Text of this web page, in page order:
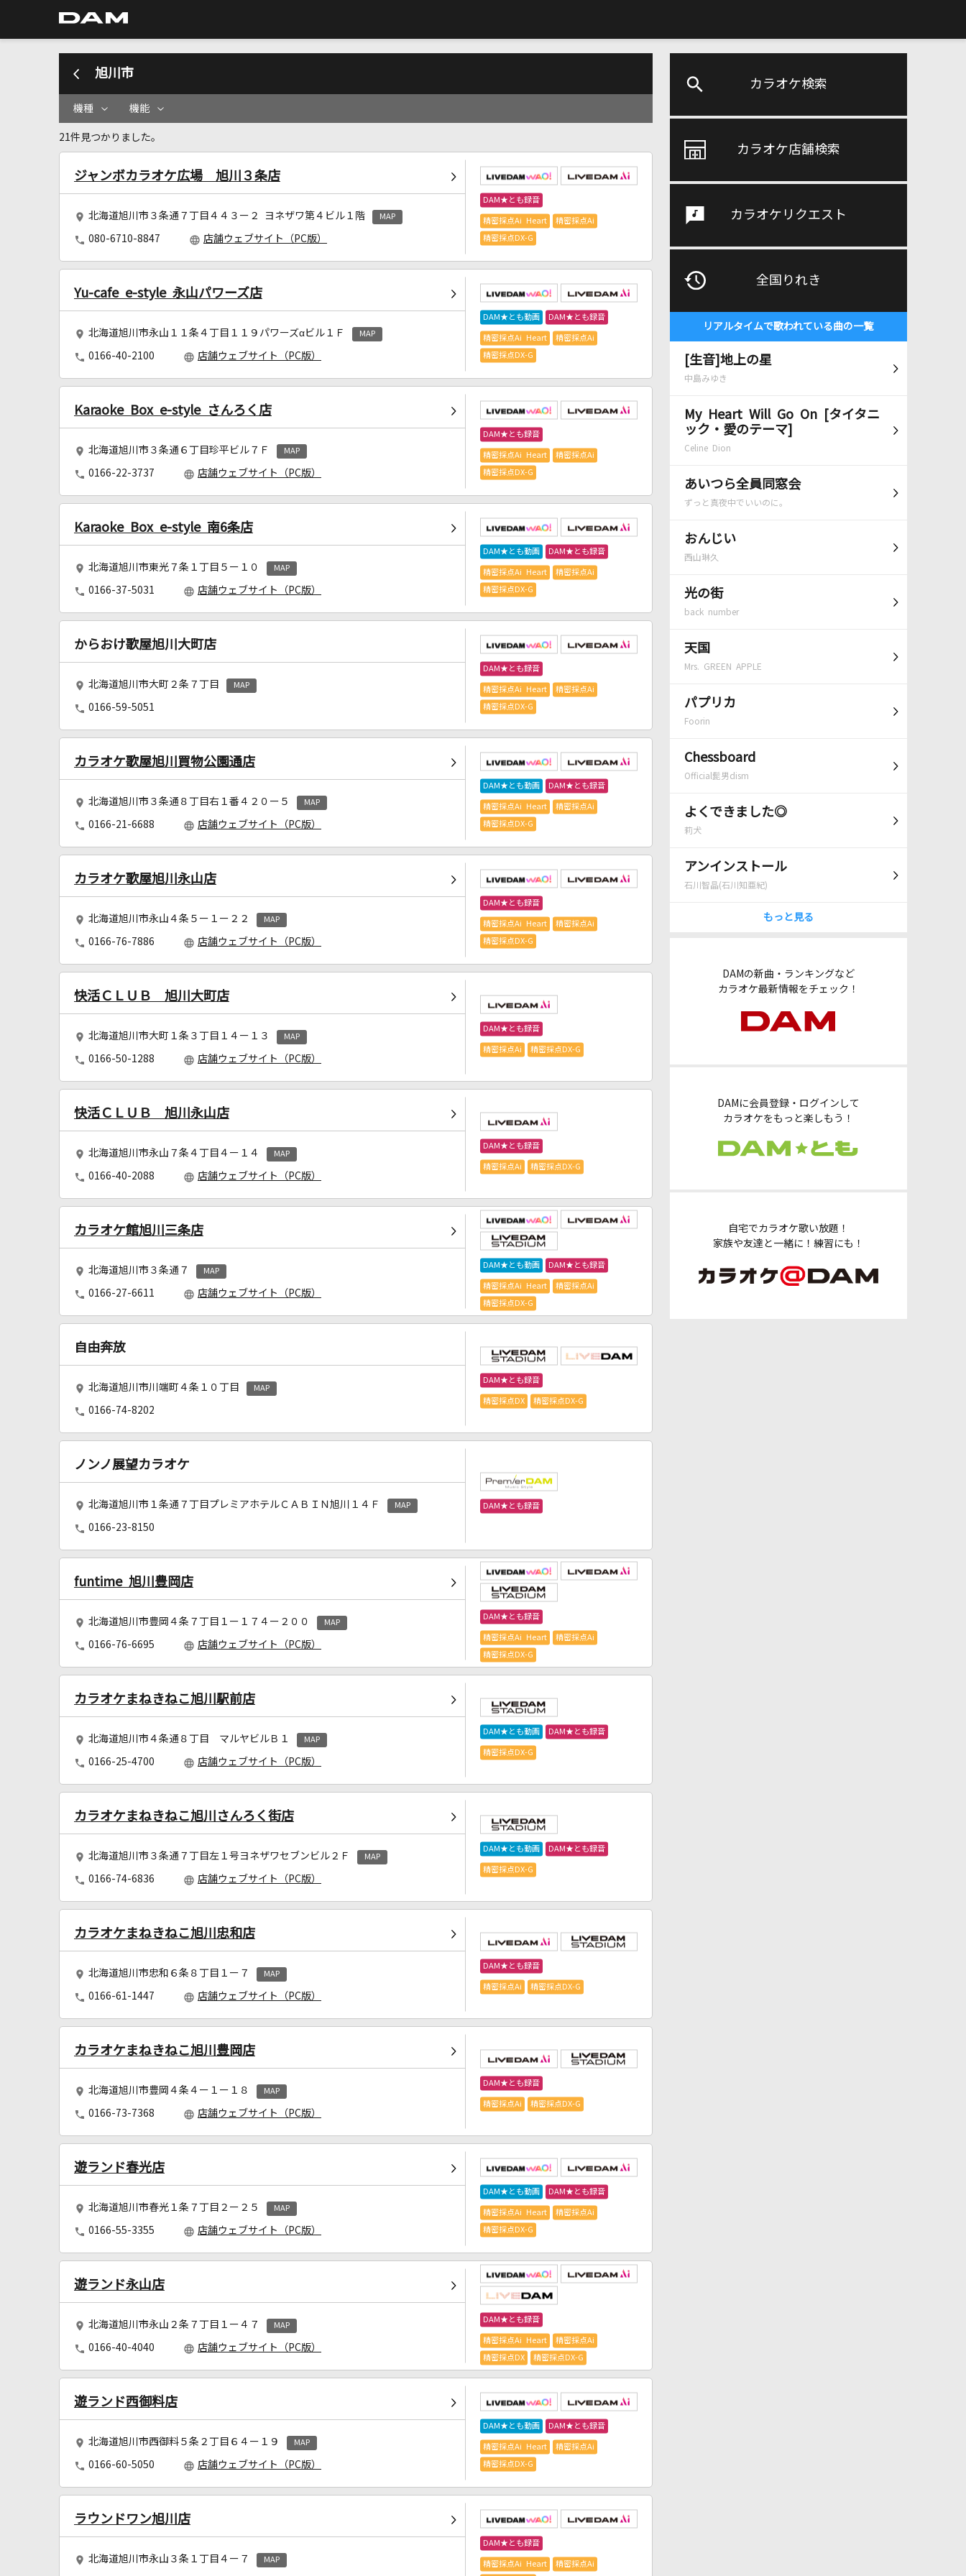
カラオケ検索
カラオケ店舗検索
カラオケリクエスト
全国りれき
リアルタイムで歌われている曲の一覧
[生音]地上の星
中島みゆき
My Heart Will Go On [タイタニ
ック・愛のテーマ]
Celine Dion
あいつら全員同窓会
ずっと真夜中でいいのに。
おんじい
西山琳久
光の街
back number
天国
Mrs. GREEN APPLE
パプリカ
Foorin
Chessboard
Official髭男dism
よくできました◎
莉犬
アンインストール
石川智晶(石川知亜紀)
もっと見る
DAMの新曲・ランキングなど
カラオケ最新情報をチェック！
DAMに会員登録・ログインして
カラオケをもっと楽しもう！
自宅でカラオケ歌い放題！
家族や友達と一緒に！練習にも！
旭川市
機種 機能
21件見つかりました。
ジャンボカラオケ広場 旭川３条店
北海道旭川市３条通７丁目４４３ー２ ヨネザワ第４ビル１階 MAP
080-6710-8847 店舗ウェブサイト（PC版）
DAM★とも録音
精密採点Ai Heart 精密採点Ai
精密採点DX-G
Yu-cafe e-style 永山パワーズ店
北海道旭川市永山１１条４丁目１１９パワーズαビル１Ｆ MAP
0166-40-2100 店舗ウェブサイト（PC版）
DAM★とも動画 DAM★とも録音
精密採点Ai Heart 精密採点Ai
精密採点DX-G
Karaoke Box e-style さんろく店
北海道旭川市３条通６丁目珍平ビル７Ｆ MAP
0166-22-3737 店舗ウェブサイト（PC版）
DAM★とも録音
精密採点Ai Heart 精密採点Ai
精密採点DX-G
Karaoke Box e-style 南6条店
北海道旭川市東光７条１丁目５ー１０ MAP
0166-37-5031 店舗ウェブサイト（PC版）
DAM★とも動画 DAM★とも録音
精密採点Ai Heart 精密採点Ai
精密採点DX-G
からおけ歌屋旭川大町店
北海道旭川市大町２条７丁目 MAP
0166-59-5051
DAM★とも録音
精密採点Ai Heart 精密採点Ai
精密採点DX-G
カラオケ歌屋旭川買物公園通店
北海道旭川市３条通８丁目右１番４２０ー５ MAP
0166-21-6688 店舗ウェブサイト（PC版）
DAM★とも動画 DAM★とも録音
精密採点Ai Heart 精密採点Ai
精密採点DX-G
カラオケ歌屋旭川永山店
北海道旭川市永山４条５ー１ー２２ MAP
0166-76-7886 店舗ウェブサイト（PC版）
DAM★とも録音
精密採点Ai Heart 精密採点Ai
精密採点DX-G
快活ＣＬＵＢ 旭川大町店
北海道旭川市大町１条３丁目１４ー１３ MAP
0166-50-1288 店舗ウェブサイト（PC版）
DAM★とも録音
精密採点Ai 精密採点DX-G
快活ＣＬＵＢ 旭川永山店
北海道旭川市永山７条４丁目４ー１４ MAP
0166-40-2088 店舗ウェブサイト（PC版）
DAM★とも録音
精密採点Ai 精密採点DX-G
カラオケ館旭川三条店
北海道旭川市３条通７ MAP
0166-27-6611 店舗ウェブサイト（PC版）
DAM★とも動画 DAM★とも録音
精密採点Ai Heart 精密採点Ai
精密採点DX-G
自由奔放
北海道旭川市川端町４条１０丁目 MAP
0166-74-8202
DAM★とも録音
精密採点DX 精密採点DX-G
ノンノ展望カラオケ
北海道旭川市１条通７丁目プレミアホテルＣＡＢＩＮ旭川１４Ｆ MAP
0166-23-8150
DAM★とも録音
funtime 旭川豊岡店
北海道旭川市豊岡４条７丁目１ー１７４ー２００ MAP
0166-76-6695 店舗ウェブサイト（PC版）
DAM★とも録音
精密採点Ai Heart 精密採点Ai
精密採点DX-G
カラオケまねきねこ旭川駅前店
北海道旭川市４条通８丁目 マルヤビルＢ１ MAP
0166-25-4700 店舗ウェブサイト（PC版）
DAM★とも動画 DAM★とも録音
精密採点DX-G
カラオケまねきねこ旭川さんろく街店
北海道旭川市３条通７丁目左１号ヨネザワセブンビル２Ｆ MAP
0166-74-6836 店舗ウェブサイト（PC版）
DAM★とも動画 DAM★とも録音
精密採点DX-G
カラオケまねきねこ旭川忠和店
北海道旭川市忠和６条８丁目１ー７ MAP
0166-61-1447 店舗ウェブサイト（PC版）
DAM★とも録音
精密採点Ai 精密採点DX-G
カラオケまねきねこ旭川豊岡店
北海道旭川市豊岡４条４ー１ー１８ MAP
0166-73-7368 店舗ウェブサイト（PC版）
DAM★とも録音
精密採点Ai 精密採点DX-G
遊ランド春光店
北海道旭川市春光１条７丁目２ー２５ MAP
0166-55-3355 店舗ウェブサイト（PC版）
DAM★とも動画 DAM★とも録音
精密採点Ai Heart 精密採点Ai
精密採点DX-G
遊ランド永山店
北海道旭川市永山２条７丁目１ー４７ MAP
0166-40-4040 店舗ウェブサイト（PC版）
DAM★とも録音
精密採点Ai Heart 精密採点Ai
精密採点DX 精密採点DX-G
遊ランド西御料店
北海道旭川市西御料５条２丁目６４ー１９ MAP
0166-60-5050 店舗ウェブサイト（PC版）
DAM★とも動画 DAM★とも録音
精密採点Ai Heart 精密採点Ai
精密採点DX-G
ラウンドワン旭川店
北海道旭川市永山３条１丁目４ー７ MAP
DAM★とも録音
精密採点Ai Heart 精密採点Ai